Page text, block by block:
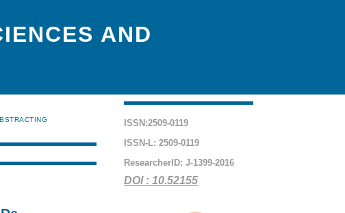
AND
ISSN:2509-0119
ISSN-L: 2509-0119
ResearcherID: J-1399-2016
DOI : 10.52155